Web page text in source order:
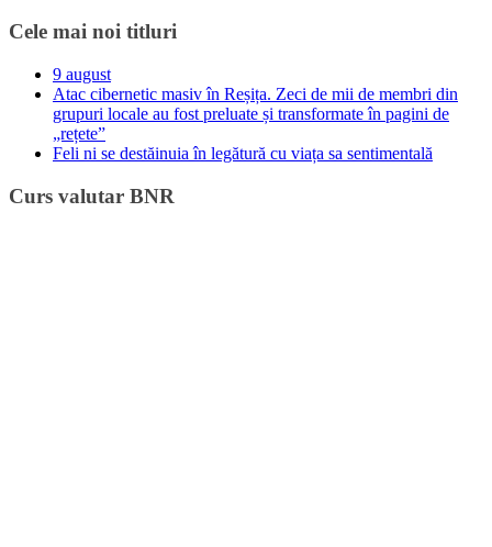
Cele mai noi titluri
9 august
Atac cibernetic masiv în Reșița. Zeci de mii de membri din
grupuri locale au fost preluate și transformate în pagini de
„rețete”
Feli ni se destăinuia în legătură cu viața sa sentimentală
Curs valutar BNR